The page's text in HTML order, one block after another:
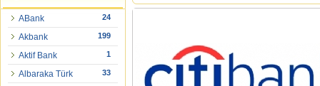
ABank 24
Akbank 199
Aktif Bank 1
Albaraka Türk 33